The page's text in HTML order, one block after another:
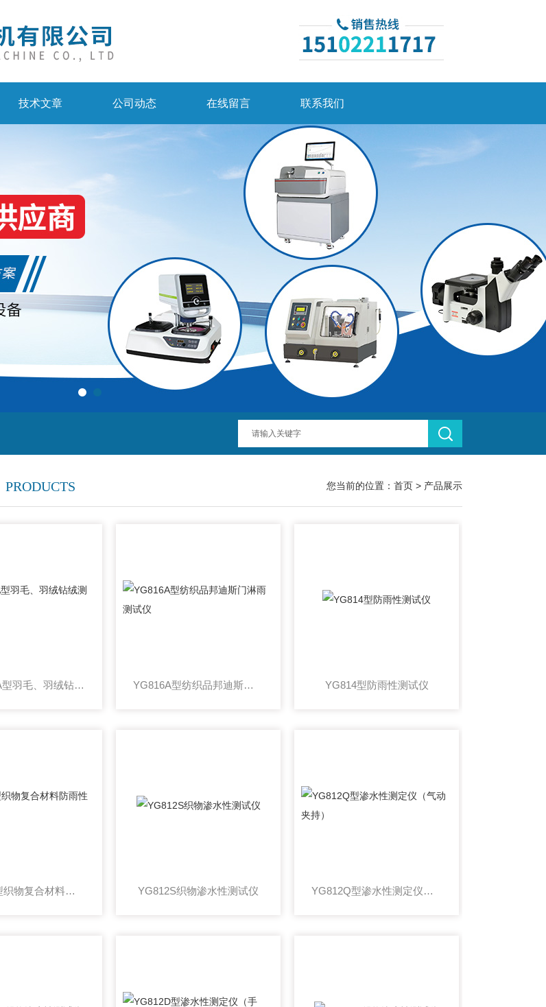
技术文章 公司动态 在线留言 联系我们
PRODUCTS 您当前的位置： 首页 > 产品展示
YG819-IIA型羽毛、羽绒钻绒测试仪 YG816A型纺织品邦迪斯门淋雨测试仪 YG814型防雨性测试仪
YG814A型织物复合材料防雨性测试仪 YG812S织物渗水性测试仪 YG812Q型渗水性测定仪（气动夹持）